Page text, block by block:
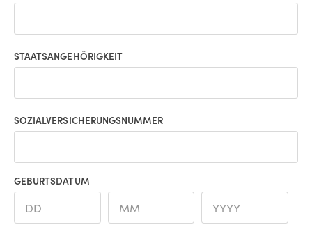
STAATSANGEHÖRIGKEIT
SOZIALVERSICHERUNGSNUMMER
GEBURTSDATUM